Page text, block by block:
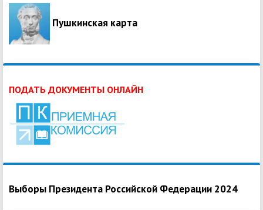
Пушкинская карта
ПОДАТЬ ДОКУМЕНТЫ ОНЛАЙН
Выборы Президента Российской Федерации 2024